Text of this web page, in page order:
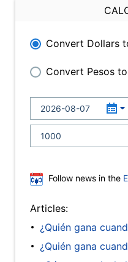
Convert Dollars
Convert Pesos
Follow news in the
Articles:
¿Quién gana
¿Quién gana